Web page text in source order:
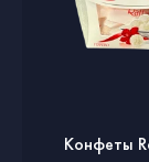
Конфеты